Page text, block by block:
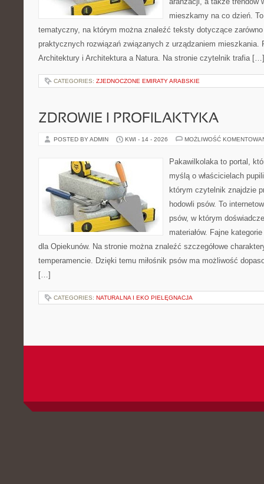
mieszkamy na co dzień.
tematyczny, na którym można znaleźć teksty dotyczące
praktycznych rozwiązań związanych z urządzaniem mieszkania.
Architektury i Architektura a Natura. Na stronie czytelnik trafia […]
CATEGORIES: ZJEDNOCZONE EMIRATY ARABSKIE
ZDROWIE I PROFILAKTYKA
POSTED BY ADMIN KWI - 14 - 2026 MOŻLIWOŚĆ
Pakawilkolaka to portal,
myślą o właścicielach
którym czytelnik znajdzie
hodowli psów. To
psów, w którym
materiałów. Fajne
dla Opiekunów. Na stronie można znaleźć szczegółowe
temperamencie. Dzięki temu miłośnik psów ma możliwość
[…]
CATEGORIES: NATURALNA I EKO PIELĘGNACJA